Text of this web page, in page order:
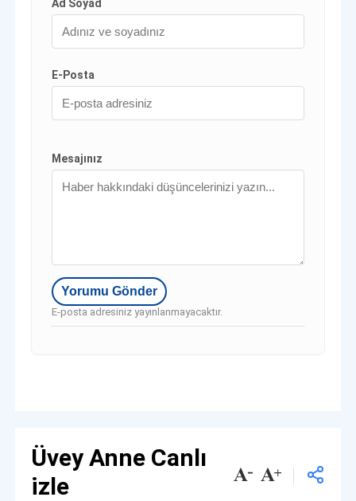
Ad Soyad
E-Posta
Mesajınız
E-posta adresiniz yayınlanmayacaktır.
Üvey Anne Canlı
izle